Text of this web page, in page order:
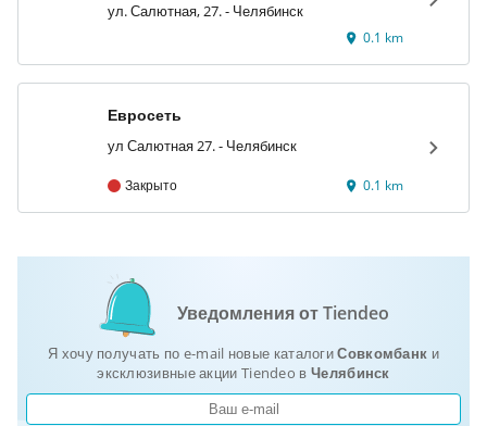
ул. Салютная, 27. - Челябинск
0.1 km
Евросеть
ул Салютная 27. - Челябинск
Закрыто 0.1 km
Уведомления от Tiendeo
Я хочу получать по e-mail новые каталогиСовкомбанк и
эксклюзивные акции Tiendeo в Челябинск